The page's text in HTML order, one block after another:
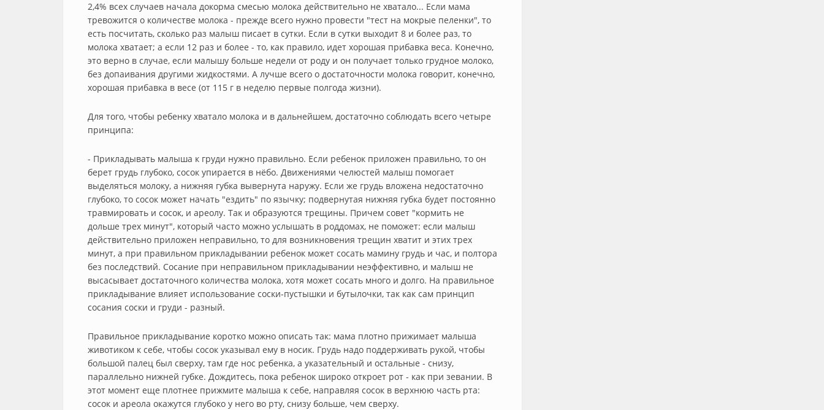
2,4% всех случаев начала докорма смесью молока действительно не хватало... Если мама
тревожится о количестве молока - прежде всего нужно провести "тест на мокрые пеленки", то
есть посчитать, сколько раз малыш писает в сутки. Если в сутки выходит 8 и более раз, то
молока хватает; а если 12 раз и более - то, как правило, идет хорошая прибавка веса. Конечно,
это верно в случае, если малышу больше недели от роду и он получает только грудное молоко,
без допаивания другими жидкостями. А лучше всего о достаточности молока говорит, конечно,
хорошая прибавка в весе (от 115 г в неделю первые полгода жизни).
Для того, чтобы ребенку хватало молока и в дальнейшем, достаточно соблюдать всего четыре
принципа:
- Прикладывать малыша к груди нужно правильно. Если ребенок приложен правильно, то он
берет грудь глубоко, сосок упирается в нёбо. Движениями челюстей малыш помогает
выделяться молоку, а нижняя губка вывернута наружу. Если же грудь вложена недостаточно
глубоко, то сосок может начать "ездить" по язычку; подвернутая нижняя губка будет постоянно
травмировать и сосок, и ареолу. Так и образуются трещины. Причем совет "кормить не
дольше трех минут", который часто можно услышать в роддомах, не поможет: если малыш
действительно приложен неправильно, то для возникновения трещин хватит и этих трех
минут, а при правильном прикладывании ребенок может сосать мамину грудь и час, и полтора
без последствий. Сосание при неправильном прикладывании неэффективно, и малыш не
высасывает достаточного количества молока, хотя может сосать много и долго. На правильное
прикладывание влияет использование соски-пустышки и бутылочки, так как сам принцип
сосания соски и груди - разный.
Правильное прикладывание коротко можно описать так: мама плотно прижимает малыша
животиком к себе, чтобы сосок указывал ему в носик. Грудь надо поддерживать рукой, чтобы
большой палец был сверху, там где нос ребенка, а указательный и остальные - снизу,
параллельно нижней губке. Дождитесь, пока ребенок широко откроет рот - как при зевании. В
этот момент еще плотнее прижмите малыша к себе, направляя сосок в верхнюю часть рта:
сосок и ареола окажутся глубоко у него во рту, снизу больше, чем сверху.